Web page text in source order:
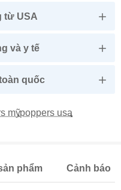
từ USA
và y tế
quốc
mỹ
,poppers usa,
phẩm Cảnh báo